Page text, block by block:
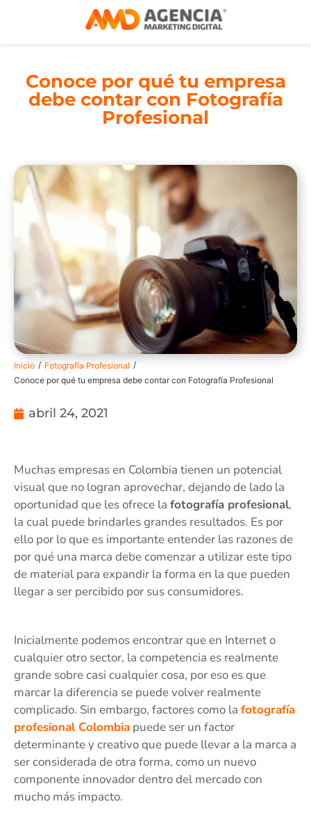
Conoce por qué tu empresa
debe contar con Fotografía
Profesional
Inicio / Fotografía Profesional /
Conoce por qué tu empresa debe contar con Fotografía Profesional
abril 24, 2021
Muchas empresas en Colombia tienen un potencial
visual que no logran aprovechar, dejando de lado la
oportunidad que les ofrece la fotografía profesional,
la cual puede brindarles grandes resultados. Es por
ello por lo que es importante entender las razones de
por qué una marca debe comenzar a utilizar este tipo
de material para expandir la forma en la que pueden
llegar a ser percibido por sus consumidores.
Inicialmente podemos encontrar que en Internet o
cualquier otro sector, la competencia es realmente
grande sobre casi cualquier cosa, por eso es que
marcar la diferencia se puede volver realmente
complicado. Sin embargo, factores como la fotografía
profesional Colombia puede ser un factor
determinante y creativo que puede llevar a la marca a
ser considerada de otra forma, como un nuevo
componente innovador dentro del mercado con
mucho más impacto.